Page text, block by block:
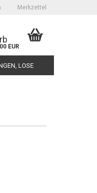
Merkzettel
EUR
LOSE